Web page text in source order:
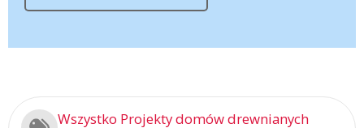
Wszystko Projekty domów drewnianych